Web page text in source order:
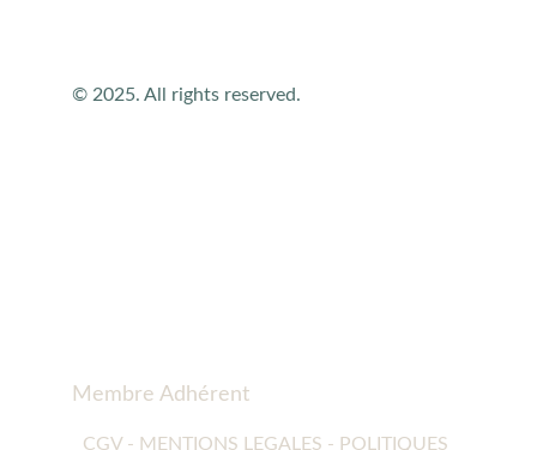
© 2025. All rights reserved.
Membre Adhérent
CGV - MENTIONS LEGALES - POLITIQUES